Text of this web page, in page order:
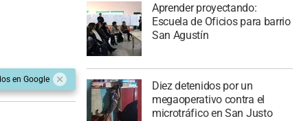
en Google
Aprender proyectando:
Escuela de Oficios para barrio
San Agustín
Diez detenidos por un
megaoperativo contra el
microtráfico en San Justo